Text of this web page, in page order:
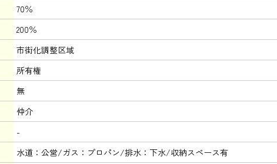
70％
200％
市街化調整区域
所有権
無
仲介
-
水道：公営/ガス：プロパン/排水：下水/収納スペース有